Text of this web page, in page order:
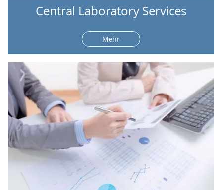
Central Laboratory Services
Mehr